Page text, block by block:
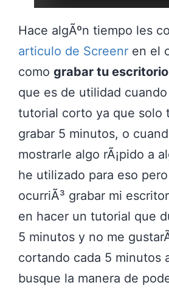
Hace algÃºn tiempo les
articulo de Screenr en el
como grabar tu
que es de utilidad cuando
tutorial corto ya que solo
grabar 5 minutos, o
mostrarle algo rÃ¡pido a
he utilizado para eso
ocurriÃ³ grabar mi
en hacer un tutorial que
5 minutos y no me
cortando cada 5 minutos
busque la manera de